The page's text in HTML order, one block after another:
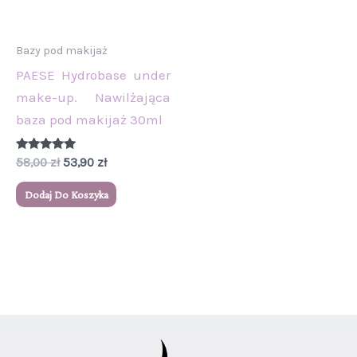
Bazy pod makijaż
PAESE Hydrobase under
make-up. Nawilżająca
baza pod makijaż 30ml
Oceniono
5.00
na 5
58,00zł 53,90 zł
Dodaj Do Koszyka